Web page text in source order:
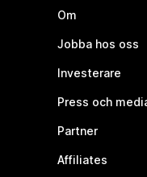
Om
Jobba hos oss
Investerare
Press och
Partner
Affiliates